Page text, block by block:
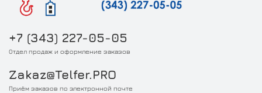
+7 (343) 227-05-05
Отдел продаж и оформление заказов
Zakaz@Telfer.PRO
Приём заказов по электронной почте